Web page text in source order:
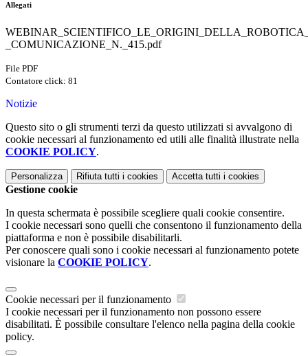
Allegati
_COMUNICAZIONE_N._415.pdf
File PDF
Contatore click: 81
Notizie
Questo sito o gli strumenti terzi da questo utilizzati si avvalgono di
cookie necessari al funzionamento ed utili alle finalità illustrate nella
COOKIE POLICY.
Personalizza Rifiuta tutti i cookies Accetta tutti i cookies
Gestione cookie
In questa schermata è possibile scegliere quali cookie consentire.
I cookie necessari sono quelli che consentono il funzionamento della
piattaforma e non è possibile disabilitarli.
Per conoscere quali sono i cookie necessari al funzionamento potete
visionare la COOKIE POLICY.
Cookie necessari per il funzionamento
I cookie necessari per il funzionamento non possono essere
disabilitati. È possibile consultare l'elenco nella pagina della cookie
policy.